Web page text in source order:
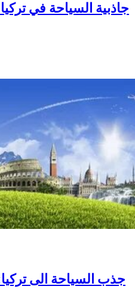
جاذبية السياحة في
جذب السياحة الى